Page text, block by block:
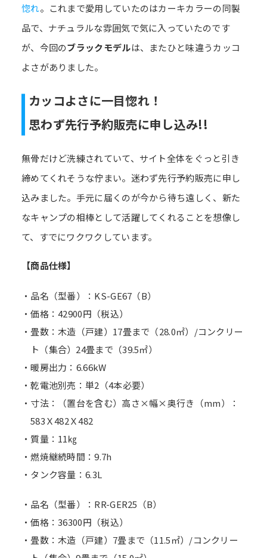
惚れ。これまで愛用していたのはカーキカラーの同製
品で、ナチュラルな雰囲気で気に入っていたのです
が、今回のブラックモデルは、またひと味違うカッコ
よさがありました。
カッコよさに一目惚れ！
思わず先行予約販売に申し込み!!
無骨だけど洗練されていて、サイト全体をぐっと引き
締めてくれそうな佇まい。迷わず先行予約販売に申し
込みました。手元に届くのが今から待ち遠しく、新た
なキャンプの相棒として活躍してくれることを想像し
て、すでにワクワクしています。
【商品仕様】
・品名（型番）：KS-GE67（B）
・価格：42900円（税込）
・畳数：木造（戸建）17畳まで（28.0㎡）/コンクリー
ト（集合）24畳まで（39.5㎡）
・暖房出力：6.66kW
・乾電池別売：単2（4本必要）
・寸法：（置台を含む）高さ×幅×奥行き（mm）：
583Ｘ482Ｘ482
・質量：11㎏
・燃焼継続時間：9.7h
・タンク容量：6.3L
・品名（型番）：RR-GER25（B）
・価格：36300円（税込）
・畳数：木造（戸建）7畳まで（11.5㎡）/コンクリー